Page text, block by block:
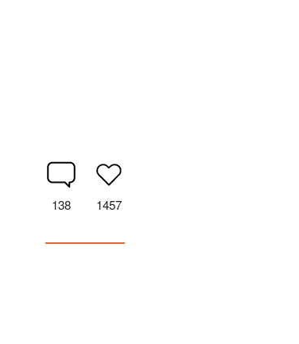
138 1457